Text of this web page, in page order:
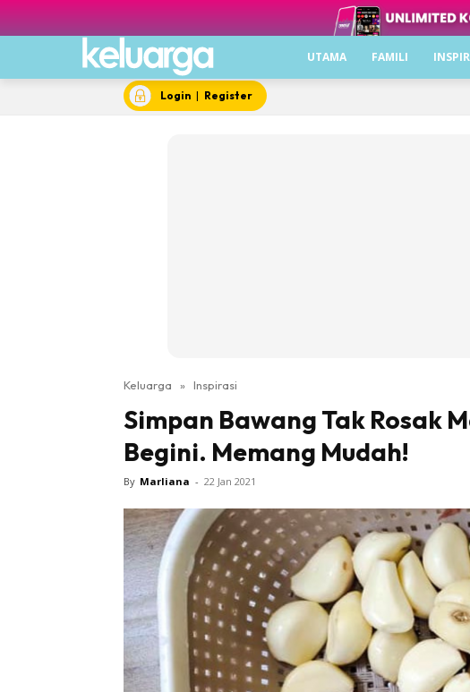
UTAMA FAMILI
Login | Register
Keluarga » Inspirasi
Simpan Bawang Tak Rosak
Begini. Memang Mudah!
By Marliana - 22 Jan 2021